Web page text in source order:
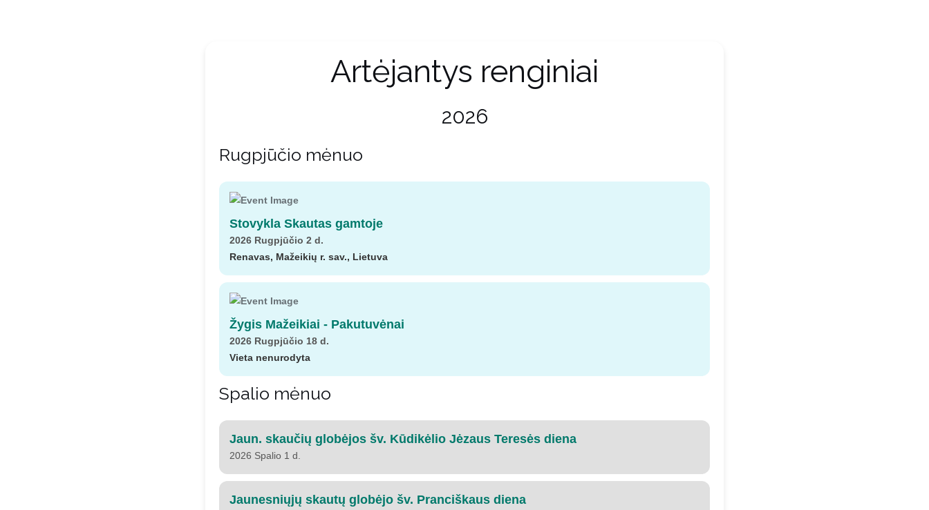
Artėjantys renginiai
2026
Rugpjūčio mėnuo
Stovykla Skautas gamtoje
2026 Rugpjūčio 2 d.
Renavas, Mažeikių r. sav., Lietuva
Žygis Mažeikiai - Pakutuvėnai
2026 Rugpjūčio 18 d.
Vieta nenurodyta
Spalio mėnuo
Jaun. skaučių globėjos šv. Kūdikėlio Jėzaus Teresės diena
2026 Spalio 1 d.
Jaunesniųjų skautų globėjo šv. Pranciškaus diena